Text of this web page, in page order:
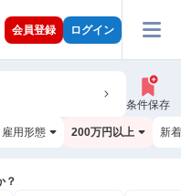
会員登録 ログイン
条件保存
雇用形態 200万円以上 新
？